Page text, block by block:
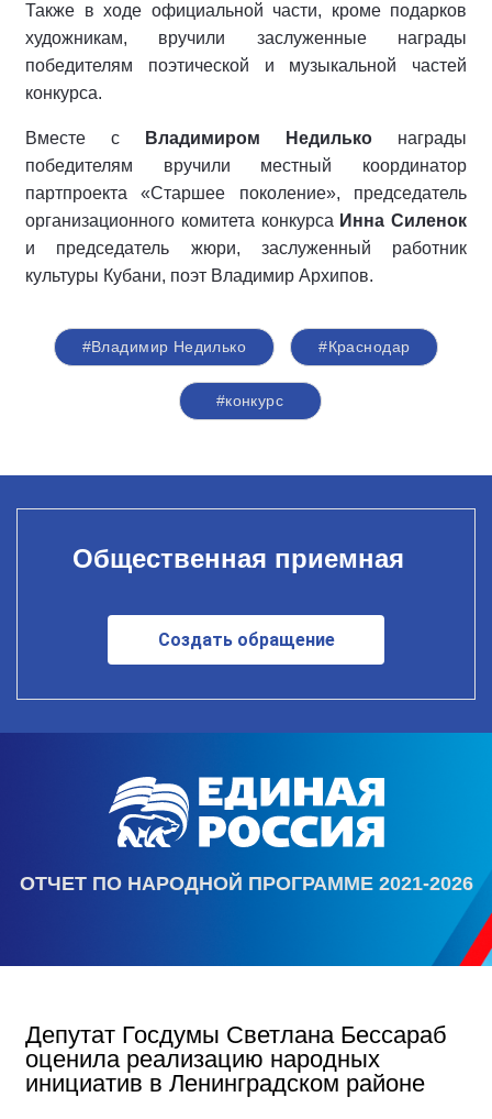
Также в ходе официальной части, кроме подарков
художникам, вручили заслуженные награды
победителям поэтической и музыкальной частей
конкурса.
Вместе с Владимиром Недилько награды
победителям вручили местный координатор
партпроекта «Старшее поколение», председатель
организационного комитета конкурса Инна Силенок
и председатель жюри, заслуженный работник
культуры Кубани, поэт Владимир Архипов.
#Владимир Недилько #Краснодар
#конкурс
Общественная приемная
Создать обращение
ОТЧЕТ ПО НАРОДНОЙ ПРОГРАММЕ 2021-2026
Депутат Госдумы Светлана Бессараб
оценила реализацию народных
инициатив в Ленинградском районе